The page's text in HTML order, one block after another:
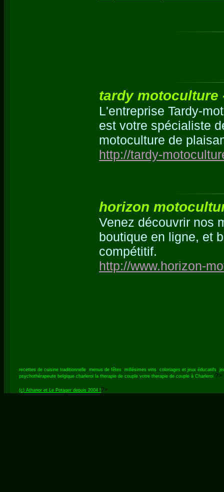
tardy motoculture
L'entreprise Tardy-
est votre spécialiste
motoculture de
http://tardy-
horizon
Venez découvrir nos
boutique en ligne, et
compétitif.
http://www.horizon-
recettes de cuisine traditionnelle menus de fêtes millésimes vins coloriages et jeux éducatifs
psychothérapeute belgique charleroi la therapie de couple votre therapie de couple à Charleroi ?>
(c) Athanor et Le Potager depuis 2004 ! ?>